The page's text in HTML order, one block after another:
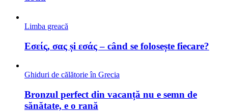
Limba greacă
Εσείς, σας și εσάς – când se folosește fiecare?
Ghiduri de călătorie în Grecia
Bronzul perfect din vacanță nu e semn de
sănătate, e o rană